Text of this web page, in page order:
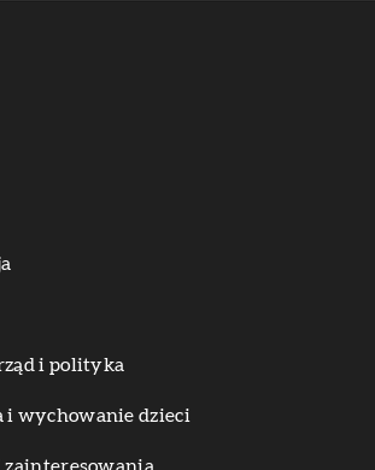
i polityka
i wychowanie dzieci
zainteresowania